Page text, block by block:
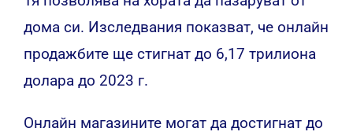
дома си. Изследвания показват, че онлайн
продажбите ще стигнат до 6,17 трилиона
долара до 2023 г.
Онлайн магазините могат да достигнат до